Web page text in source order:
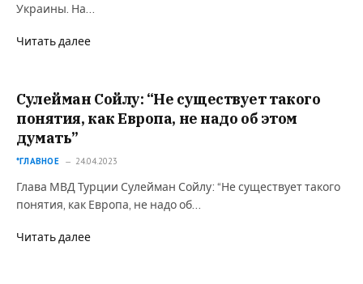
Украины. На…
Читать далее
Сулейман Сойлу: “Не существует такого
понятия, как Европа, не надо об этом
думать”
*ГЛАВНОЕ 24.04.2023
Глава МВД Турции Сулейман Сойлу: “Не существует такого
понятия, как Европа, не надо об…
Читать далее